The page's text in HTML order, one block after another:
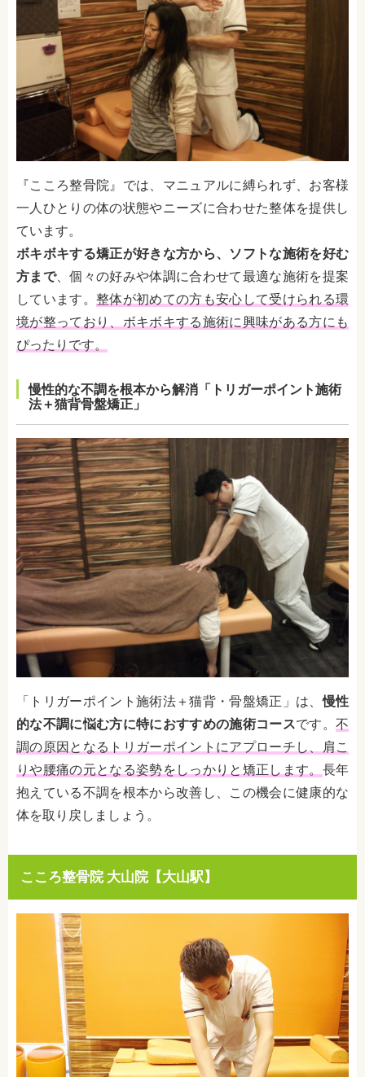
『こころ整骨院』では、マニュアルに縛られず、お客様
一人ひとりの体の状態やニーズに合わせた整体を提供し
ています。
ボキボキする矯正が好きな方から、ソフトな施術を好む
方まで、個々の好みや体調に合わせて最適な施術を提案
しています。 整体が初めての方も安心して受けられる環
境が整っており、ボキボキする施術に興味がある方にも
ぴったりです。
慢性的な不調を根本から解消「トリガーポイント施術
法＋猫背骨盤矯正」
「トリガーポイント施術法＋猫背・骨盤矯正」は、慢性
的な不調に悩む方に特におすすめの施術コースです。 不
調の原因となるトリガーポイントにアプローチし、肩こ
りや腰痛の元となる姿勢をしっかりと矯正します。 長年
抱えている不調を根本から改善し、この機会に健康的な
体を取り戻しましょう。
こころ整骨院 大山院【大山駅】